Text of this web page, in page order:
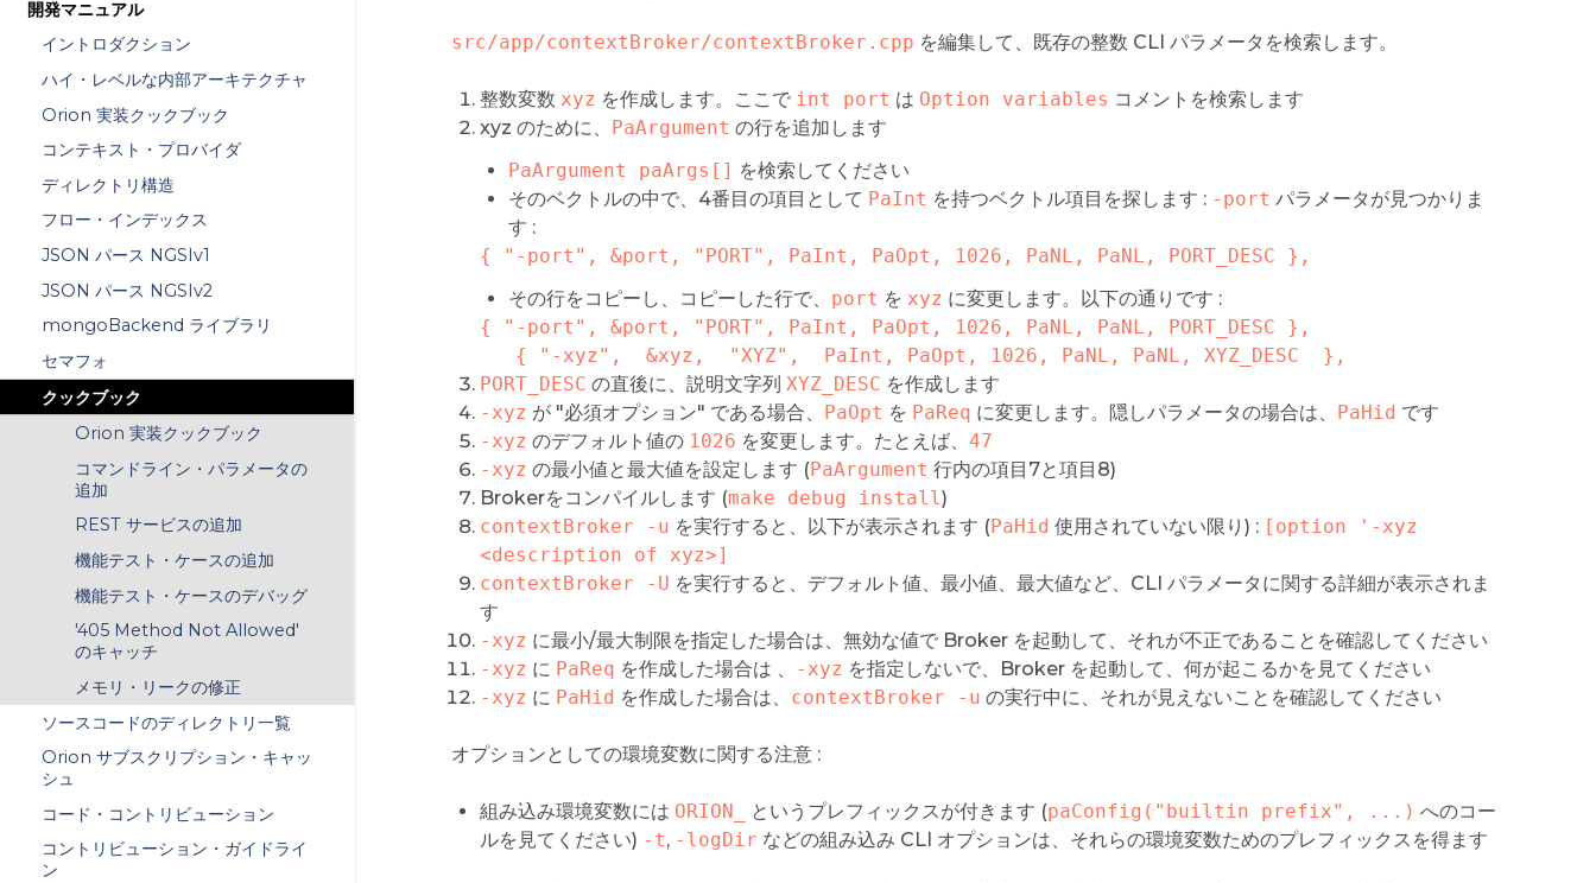
開発マニュアル
イントロダクション
ハイ・レベルな内部アーキテクチャ
Orion 実装クックブック
コンテキスト・プロバイダ
ディレクトリ構造
フロー・インデックス
JSON パース NGSIv1
JSON パース NGSIv2
mongoBackend ライブラリ
セマフォ
クックブック
Orion 実装クックブック
コマンドライン・パラメータの
追加
REST サービスの追加
機能テスト・ケースの追加
機能テスト・ケースのデバッグ
'405 Method Not Allowed'
のキャッチ
メモリ・リークの修正
ソースコードのディレクトリ一覧
Orion サブスクリプション・キャッ
シュ
コード・コントリビューション
コントリビューション・ガイドライ
ン
src/app/contextBroker/contextBroker.cpp を編集して、既存の整数 CLI パラメータを検索します。
整数変数 xyz を作成します。ここで int port は Option variables コメントを検索します
xyz のために、 PaArgument の行を追加します
PaArgument paArgs[] を検索してください
そのベクトルの中で、4番目の項目として PaInt を持つベクトル項目を探します : -port パラメータが見つかりま
す :
{ "-port", &port, "PORT", PaInt, PaOpt, 1026, PaNL, PaNL, PORT_DESC },
その行をコピーし、コピーした行で、 port を xyz に変更します。以下の通りです :
{ "-port", &port, "PORT", PaInt, PaOpt, 1026, PaNL, PaNL, PORT_DESC },
   { "-xyz",  &xyz,  "XYZ",  PaInt, PaOpt, 1026, PaNL, PaNL, XYZ_DESC  },
PORT_DESC の直後に、説明文字列 XYZ_DESC を作成します
-xyz が "必須オプション" である場合、 PaOpt を PaReq に変更します。隠しパラメータの場合は、 PaHid です
-xyz のデフォルト値の 1026 を変更します。たとえば、 47
-xyz の最小値と最大値を設定します (PaArgument 行内の項目7と項目8)
Brokerをコンパイルします (make debug install)
contextBroker -u を実行すると、以下が表示されます (PaHid 使用されていない限り) : [option '-xyz
<description of xyz>]
contextBroker -U を実行すると、デフォルト値、最小値、最大値など、CLI パラメータに関する詳細が表示されま
す
-xyz に最小/最大制限を指定した場合は、無効な値で Broker を起動して、それが不正であることを確認してください
-xyz に PaReq を作成した場合は 、 -xyz を指定しないで、Broker を起動して、何が起こるかを見てください
-xyz に PaHid を作成した場合は、 contextBroker -u の実行中に、それが見えないことを確認してください
オプションとしての環境変数に関する注意 :
組み込み環境変数には ORION_ というプレフィックスが付きます (paConfig("builtin prefix", ...) へのコー
ルを見てください) -t, -logDir などの組み込み CLI オプションは、それらの環境変数ためのプレフィックスを得ます